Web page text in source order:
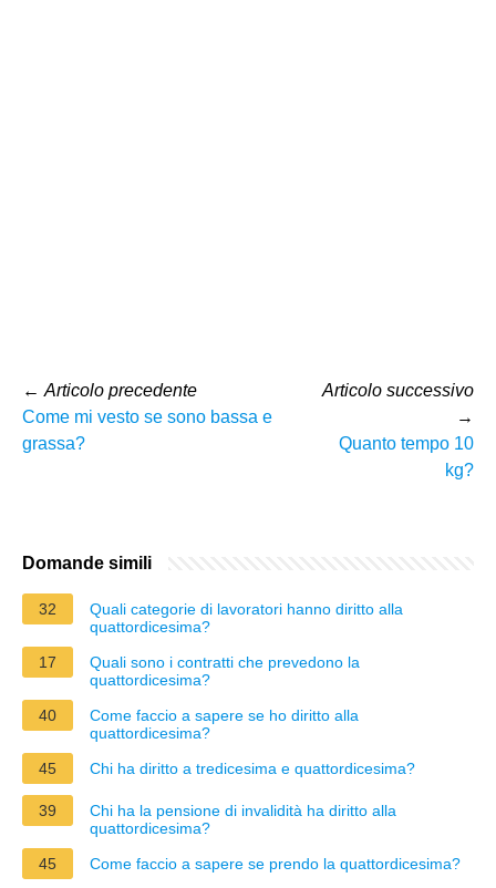
← Articolo precedente
Come mi vesto se sono bassa e
grassa?
Articolo successivo
→
Quanto tempo 10
kg?
Domande simili
32
Quali categorie di lavoratori hanno diritto alla
quattordicesima?
17
Quali sono i contratti che prevedono la
quattordicesima?
40
Come faccio a sapere se ho diritto alla
quattordicesima?
45
Chi ha diritto a tredicesima e quattordicesima?
39
Chi ha la pensione di invalidità ha diritto alla
quattordicesima?
45
Come faccio a sapere se prendo la quattordicesima?